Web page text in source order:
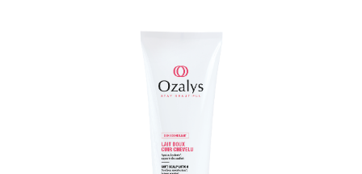
Les conditions de prise en charge par la Sécurité Sociale